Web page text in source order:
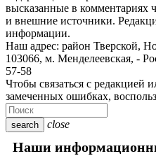
высказанные в комментариях
и внешние источники.
информации.
Наш адрес: район Тверской,
103066, м. Менделеевская, -
57-58
Чтобы связаться с редакцией
замеченных ошибках,
search close
Наши